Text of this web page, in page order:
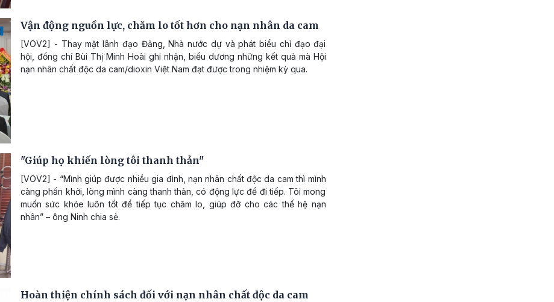
Vận động nguồn lực, chăm lo tốt hơn cho nạn nhân da cam
[VOV2] - Thay mặt lãnh đạo Đảng, Nhà nước dự và phát biểu chỉ đạo đại
hội, đồng chí Bùi Thị Minh Hoài ghi nhận, biểu dương những kết quả mà Hội
nạn nhân chất độc da cam/dioxin Việt Nam đạt được trong nhiệm kỳ qua.
"Giúp họ khiến lòng tôi thanh thản"
[VOV2] - “Mình giúp được nhiều gia đình, nạn nhân chất độc da cam thì mình
càng phấn khởi, lòng mình càng thanh thản, có động lực để đi tiếp. Tôi mong
muốn sức khỏe luôn tốt để tiếp tục chăm lo, giúp đỡ cho các thế hệ nạn
nhân” – ông Ninh chia sẻ.
Hoàn thiện chính sách đối với nạn nhân chất độc da cam